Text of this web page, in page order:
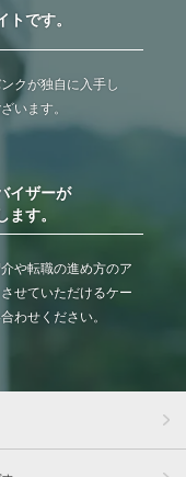
です。
クが独自に入手し
います。
イザーが
す。
や転職の進め方のア
せていただけるケー
わせください。